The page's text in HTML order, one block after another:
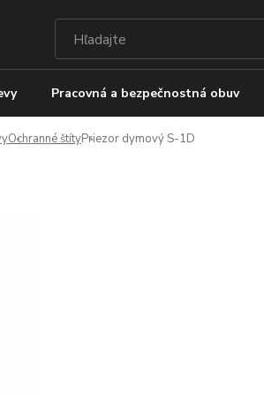
Pracovná a bezpečnostná obuv
Ochranné štítyPriezor dymový S-1D